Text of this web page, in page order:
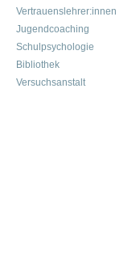
Vertrauenslehrer:innen
Jugendcoaching
Schulpsychologie
Bibliothek
Versuchsanstalt